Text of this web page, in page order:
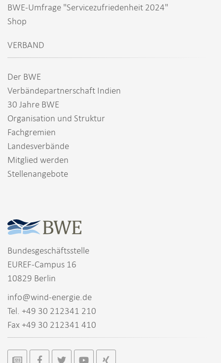
BWE-Umfrage "Servicezufriedenheit 2024"
Shop
VERBAND
Der BWE
Verbändepartnerschaft Indien
30 Jahre BWE
Organisation und Struktur
Fachgremien
Landesverbände
Mitglied werden
Stellenangebote
Bundesgeschäftsstelle
EUREF-Campus 16
10829 Berlin
info@wind-energie.de
Tel. +49 30 212341 210
Fax +49 30 212341 410